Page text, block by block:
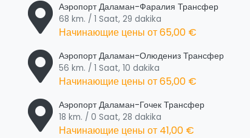
Аэропорт Даламан-Фаралия Трансфер
68 km. / 1 Saat, 29 dakika
Начинающие цены от65,00 €
Аэропорт Даламан-Олюдениз Трансфер
56 km. / 1 Saat, 10 dakika
Начинающие цены от65,00 €
Аэропорт Даламан-Гочек Трансфер
18 km. / 0 Saat, 28 dakika
Начинающие цены от 41,00 €